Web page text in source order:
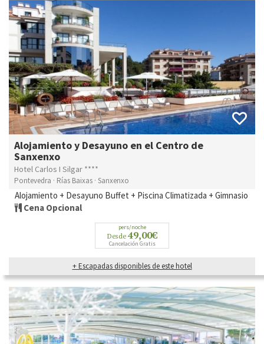
Alojamiento y Desayuno en el Centro de
Sanxenxo
Hotel Carlos I Silgar ****
Pontevedra · Rías Baixas · Sanxenxo
Alojamiento + Desayuno Buffet + Piscina Climatizada + Gimnasio
Cena Opcional
pers/noche
Desde 49,00€
Cancelación Gratis
+ Escapadas disponibles de este hotel